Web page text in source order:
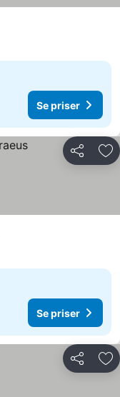
Se priser
Del
Se priser
Del